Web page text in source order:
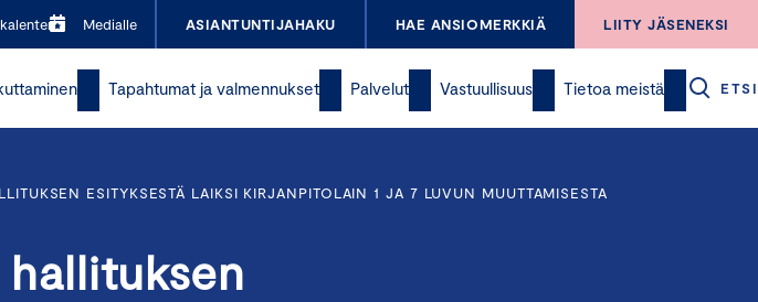
Medialle ASIANTUNTIJAHAKU HAE ANSIOMERKKIÄ LIITY JÄSENEKSI
Tapahtumat ja valmennukset Palvelut Vastuullisuus Tietoa meistä ETSI
ESITYKSESTÄ LAIKSI KIRJANPITOLAIN 1 JA 7 LUVUN MUUTTAMISESTA
hallituksen